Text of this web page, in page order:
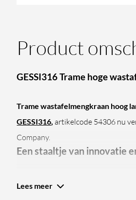
Product
GESSI316 Trame hoge
Trame wastafelmengkraan hoog
GESSI316, artikelcode 54306 nu
Company.
Een staaltje van innovatie
Lees meer